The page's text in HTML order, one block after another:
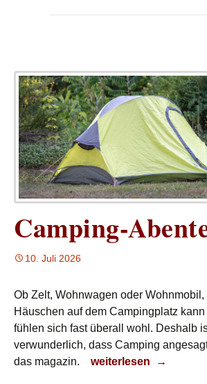
Camping-
10. Juli 2026
Ob Zelt, Wohnwagen oder
Häuschen auf dem Campingplatz
fühlen sich fast überall wohl. Deshalb
verwunderlich, dass Camping
das magazin.
Camping-Abenteuer
weiterlesen →